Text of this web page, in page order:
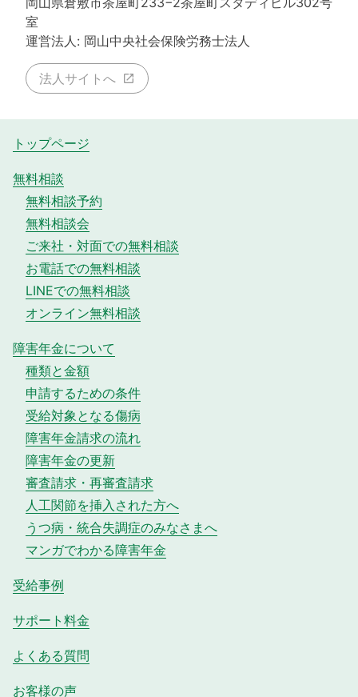
室
運営法人: 岡山中央社会保険労務士法人
法人サイトへ
トップページ
無料相談
無料相談予約
無料相談会
ご来社・対面での無料相談
お電話での無料相談
LINEでの無料相談
オンライン無料相談
障害年金について
種類と金額
申請するための条件
受給対象となる傷病
障害年金請求の流れ
障害年金の更新
審査請求・再審査請求
人工関節を挿入された方へ
うつ病・統合失調症のみなさまへ
マンガでわかる障害年金
受給事例
サポート料金
よくある質問
お客様の声